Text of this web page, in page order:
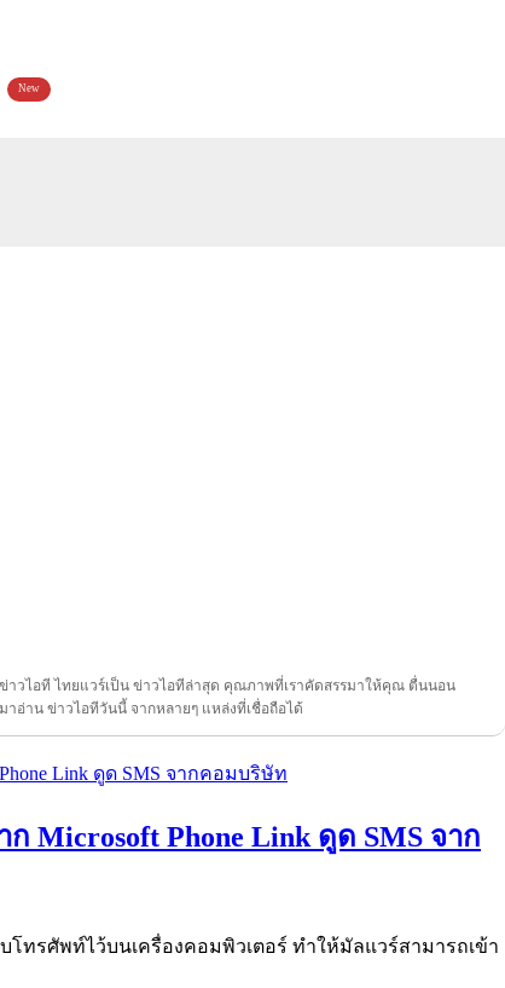
New
ข่าวไอที ไทยแวร์เป็น ข่าวไอทีล่าสุด คุณภาพที่เราคัดสรรมาให้คุณ ตื่นนอน
มาอ่าน ข่าวไอทีวันนี้ จากหลายๆ แหล่งที่เชื่อถือได้
Microsoft Phone Link ดูด SMS จาก
โทรศัพท์ไว้บนเครื่องคอมพิวเตอร์ ทำให้มัลแวร์สามารถเข้า